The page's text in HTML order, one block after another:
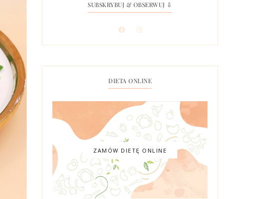
SUBSKRYBUJ & OBSERWUJ ⇩
DIETA ONLINE
ZAMÓW DIETĘ ONLINE